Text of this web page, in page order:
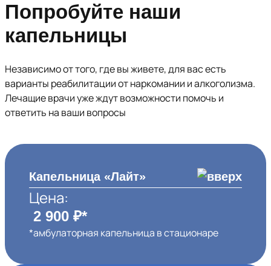
Попробуйте наши
капельницы
Независимо от того, где вы живете, для вас есть
варианты реабилитации от наркомании и алкоголизма.
Лечащие врачи уже ждут возможности помочь и
ответить на ваши вопросы
Капельница «Лайт»
Цена:
2 900 ₽*
*амбулаторная капельница в стационаре